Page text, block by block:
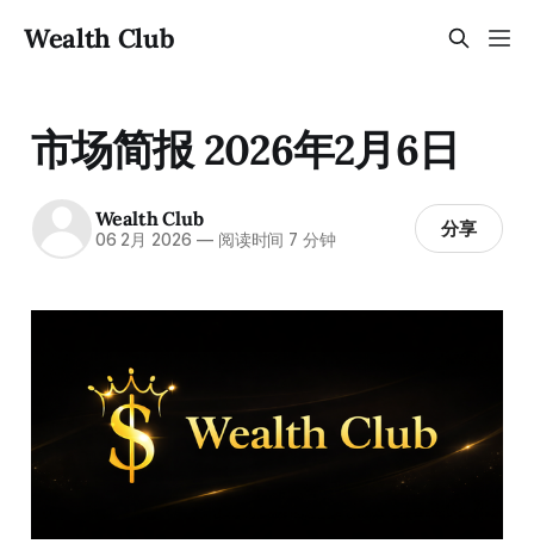
Wealth Club
市场简报 2026年2月6日
Wealth Club
06 2月 2026 —阅读时间 7 分钟 分享